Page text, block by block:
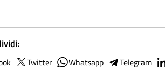
Twitter Whatsapp Telegram